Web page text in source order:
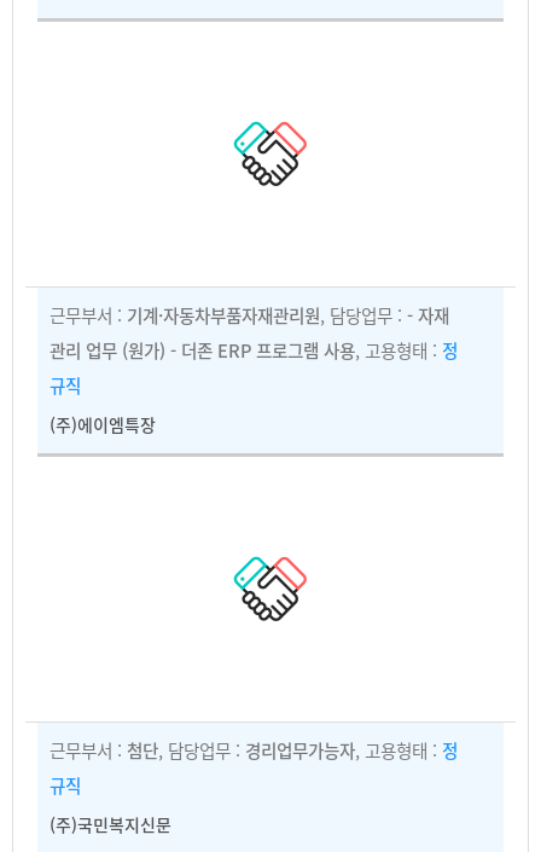
근무부서 : 기계·자동차부품자재관리원, 담당업무 : - 자재
관리 업무 (원가) - 더존 ERP 프로그램 사용, 고용형태 : 정
규직
(주)에이엠특장
근무부서 : 첨단, 담당업무 : 경리업무가능자, 고용형태 : 정
규직
(주)국민복지신문